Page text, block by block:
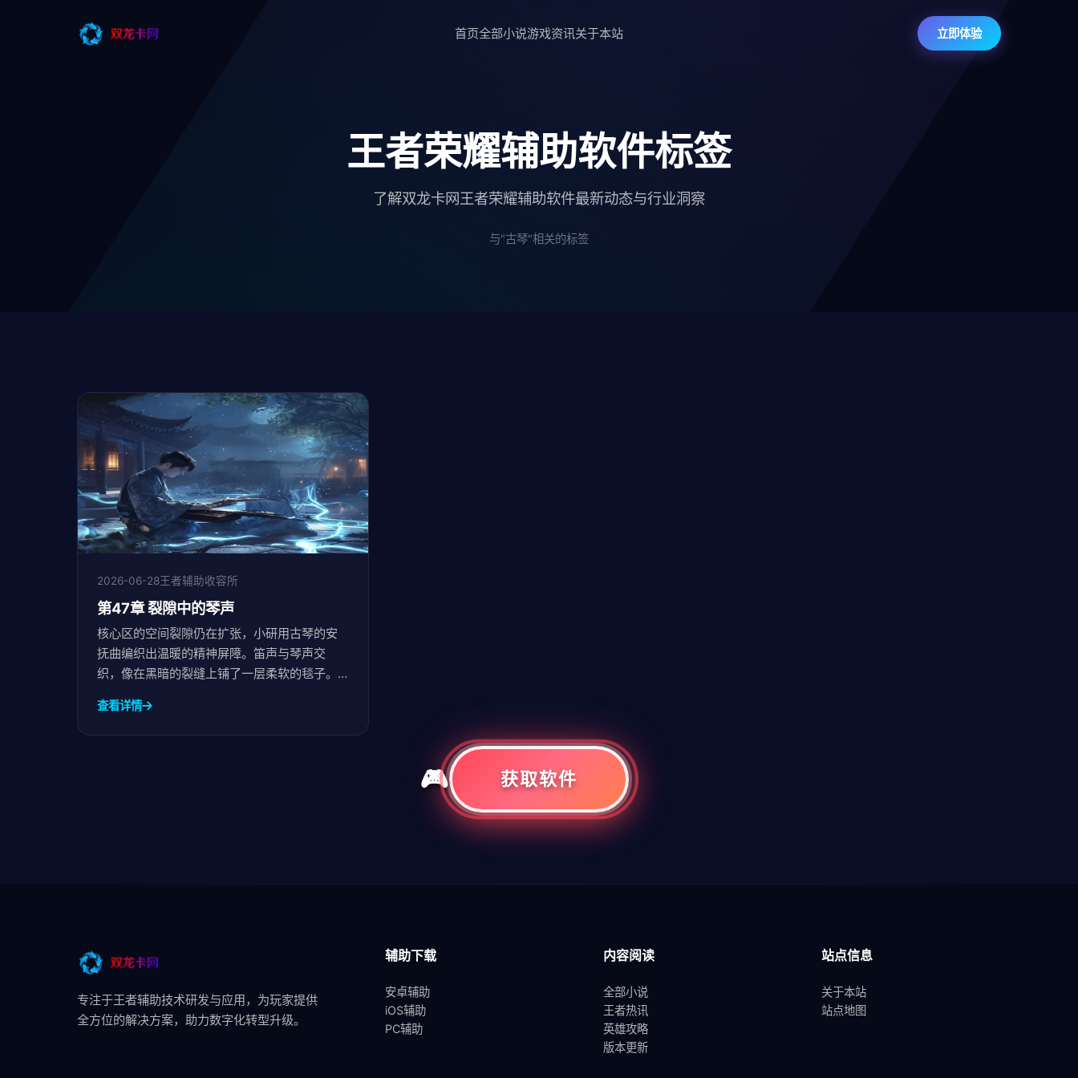
首页全部小说游戏资讯关于本站 立即体验
王者荣耀辅助软件标签
了解双龙卡网王者荣耀辅助软件最新动态与行业洞察
与"古琴"相关的标签
2026-06-28王者辅助收容所
第47章 裂隙中的琴声
核心区的空间裂隙仍在扩张，小研用古琴的安
抚曲编织出温暖的精神屏障。笛声与琴声交
织，像在黑暗的裂缝上铺了一层柔软的毯子。
睛已在数据深处亮起。
查看详情
共1页1条
专注于王者辅助技术研发与应用，为玩家提供
全方位的解决方案，助力数字化转型升级。
辅助下载
安卓辅助
iOS辅助
PC辅助
内容阅读
全部小说
王者热讯
英雄攻略
版本更新
站点信息
关于本站
站点地图
获取软件